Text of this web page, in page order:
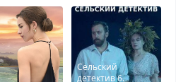
Сельский
детектив 6.